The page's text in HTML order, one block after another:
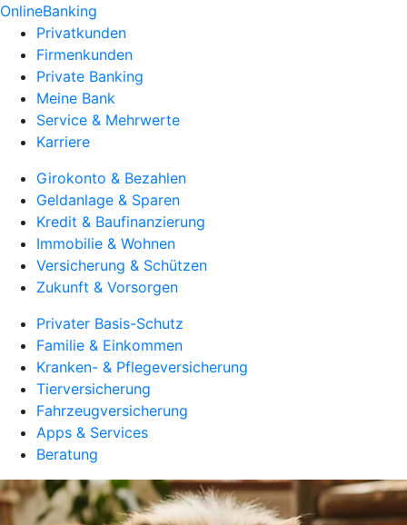
OnlineBanking
Privatkunden
Firmenkunden
Private Banking
Meine Bank
Service & Mehrwerte
Karriere
Girokonto & Bezahlen
Geldanlage & Sparen
Kredit & Baufinanzierung
Immobilie & Wohnen
Versicherung & Schützen
Zukunft & Vorsorgen
Privater Basis-Schutz
Familie & Einkommen
Kranken- & Pflegeversicherung
Tierversicherung
Fahrzeugversicherung
Apps & Services
Beratung